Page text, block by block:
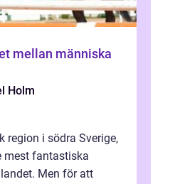
Holm
region i södra Sverige,
mest fantastiska
Men för att